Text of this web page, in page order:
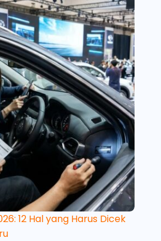
12 Hal yang Harus Dicek